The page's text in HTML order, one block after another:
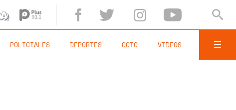
POLICIALES DEPORTES OCIO VIDEOS